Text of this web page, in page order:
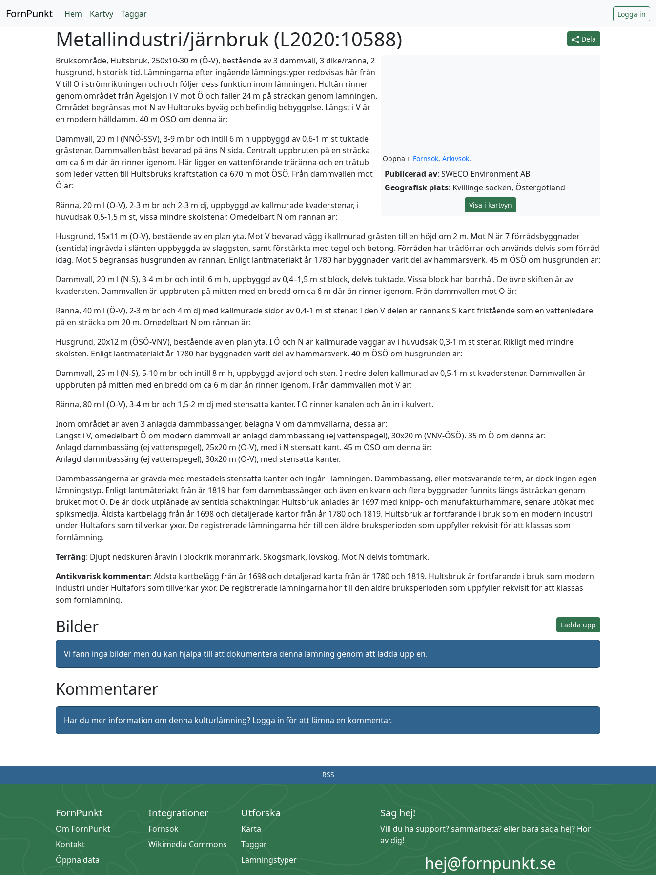
FornPunkt Hem Kartvy Taggar Logga in
Dela
Metallindustri/järnbruk (L2020:10588)
Öppna i: Fornsök, Arkivsök.
Publicerad av: SWECO Environment AB
Geografisk plats: Kvillinge socken, Östergötland
Visa i kartvyn
Bruksområde, Hultsbruk, 250x10-30 m (Ö-V), bestående av 3 dammvall, 3 dike/ränna, 2
husgrund, historisk tid. Lämningarna efter ingående lämningstyper redovisas här från
V till Ö i strömriktningen och och följer dess funktion inom lämningen. Hultån rinner
genom området från Ågelsjön i V mot Ö och faller 24 m på sträckan genom lämningen.
Området begränsas mot N av Hultbruks byväg och befintlig bebyggelse. Längst i V är
en modern hålldamm. 40 m ÖSÖ om denna är:
Dammvall, 20 m l (NNÖ-SSV), 3-9 m br och intill 6 m h uppbyggd av 0,6-1 m st tuktade
gråstenar. Dammvallen bäst bevarad på åns N sida. Centralt uppbruten på en sträcka
om ca 6 m där ån rinner igenom. Här ligger en vattenförande träränna och en trätub
som leder vatten till Hultsbruks kraftstation ca 670 m mot ÖSÖ. Från dammvallen mot
Ö är:
Ränna, 20 m l (Ö-V), 2-3 m br och 2-3 m dj, uppbyggd av kallmurade kvaderstenar, i
huvudsak 0,5-1,5 m st, vissa mindre skolstenar. Omedelbart N om rännan är:
Husgrund, 15x11 m (Ö-V), bestående av en plan yta. Mot V bevarad vägg i kallmurad gråsten till en höjd om 2 m. Mot N är 7 förrådsbyggnader
(sentida) ingrävda i slänten uppbyggda av slaggsten, samt förstärkta med tegel och betong. Förråden har trädörrar och används delvis som förråd
idag. Mot S begränsas husgrunden av rännan. Enligt lantmäteriakt år 1780 har byggnaden varit del av hammarsverk. 45 m ÖSÖ om husgrunden är:
Dammvall, 20 m l (N-S), 3-4 m br och intill 6 m h, uppbyggd av 0,4–1,5 m st block, delvis tuktade. Vissa block har borrhål. De övre skiften är av
kvadersten. Dammvallen är uppbruten på mitten med en bredd om ca 6 m där ån rinner igenom. Från dammvallen mot Ö är:
Ränna, 40 m l (Ö-V), 2-3 m br och 4 m dj med kallmurade sidor av 0,4-1 m st stenar. I den V delen är rännans S kant fristående som en vattenledare
på en sträcka om 20 m. Omedelbart N om rännan är:
Husgrund, 20x12 m (ÖSÖ-VNV), bestående av en plan yta. I Ö och N är kallmurade väggar av i huvudsak 0,3-1 m st stenar. Rikligt med mindre
skolsten. Enligt lantmäteriakt år 1780 har byggnaden varit del av hammarsverk. 40 m ÖSÖ om husgrunden är:
Dammvall, 25 m l (N-S), 5-10 m br och intill 8 m h, uppbyggd av jord och sten. I nedre delen kallmurad av 0,5-1 m st kvaderstenar. Dammvallen är
uppbruten på mitten med en bredd om ca 6 m där ån rinner igenom. Från dammvallen mot V är:
Ränna, 80 m l (Ö-V), 3-4 m br och 1,5-2 m dj med stensatta kanter. I Ö rinner kanalen och ån in i kulvert.
Inom området är även 3 anlagda dammbassänger, belägna V om dammvallarna, dessa är:
Längst i V, omedelbart Ö om modern dammvall är anlagd dammbassäng (ej vattenspegel), 30x20 m (VNV-ÖSÖ). 35 m Ö om denna är:
Anlagd dammbassäng (ej vattenspegel), 25x20 m (Ö-V), med i N stensatt kant. 45 m ÖSÖ om denna är:
Anlagd dammbassäng (ej vattenspegel), 30x20 m (Ö-V), med stensatta kanter.
Dammbassängerna är grävda med mestadels stensatta kanter och ingår i lämningen. Dammbassäng, eller motsvarande term, är dock ingen egen
lämningstyp. Enligt lantmäteriakt från år 1819 har fem dammbassänger och även en kvarn och flera byggnader funnits längs åsträckan genom
bruket mot Ö. De är dock utplånade av sentida schaktningar. Hultsbruk anlades år 1697 med knipp- och manufakturhammare, senare utökat med
spiksmedja. Äldsta kartbelägg från år 1698 och detaljerade kartor från år 1780 och 1819. Hultsbruk är fortfarande i bruk som en modern industri
under Hultafors som tillverkar yxor. De registrerade lämningarna hör till den äldre bruksperioden som uppfyller rekvisit för att klassas som
fornlämning.
Terräng: Djupt nedskuren åravin i blockrik moränmark. Skogsmark, lövskog. Mot N delvis tomtmark.
Antikvarisk kommentar: Äldsta kartbelägg från år 1698 och detaljerad karta från år 1780 och 1819. Hultsbruk är fortfarande i bruk som modern
industri under Hultafors som tillverkar yxor. De registrerade lämningarna hör till den äldre bruksperioden som uppfyller rekvisit för att klassas
som fornlämning.
Ladda upp
Bilder
Vi fann inga bilder men du kan hjälpa till att dokumentera denna lämning genom att ladda upp en.
Kommentarer
Har du mer information om denna kulturlämning? Logga in för att lämna en kommentar.
RSS
FornPunkt
Om FornPunkt
Kontakt
Öppna data
Integrationer
Fornsök
Wikimedia Commons
Utforska
Karta
Taggar
Lämningstyper
Säg hej!
Vill du ha support? sammarbeta? eller bara säga hej? Hör
av dig!
hej@fornpunkt.se